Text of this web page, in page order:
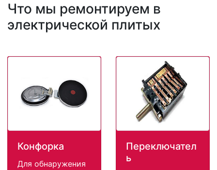
Что мы ремонтируем в
электрической плитых
Конфорка
Для обнаружения
Переключател
ь